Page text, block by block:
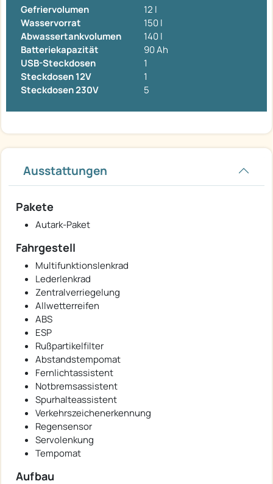
Gefriervolumen
12 l
Wasservorrat
150 l
Abwassertankvolumen
140 l
Batteriekapazität
90 Ah
USB-Steckdosen
1
Steckdosen 12V
1
Steckdosen 230V
5
Ausstattungen
Pakete
Autark-Paket
Fahrgestell
Multifunktionslenkrad
Lederlenkrad
Zentralverriegelung
Allwetterreifen
ABS
ESP
Rußpartikelfilter
Abstandstempomat
Fernlichtassistent
Notbremsassistent
Spurhalteassistent
Verkehrszeichenerkennung
Regensensor
Servolenkung
Tempomat
Aufbau